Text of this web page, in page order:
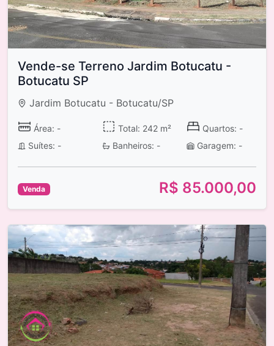
Vende-se Terreno Jardim Botucatu -
Botucatu SP
Jardim Botucatu - Botucatu/SP
Área: - Total: 242 m²
Quartos: -
Suítes: -
Banheiros: - Garagem: -
Venda R$ 85.000,00